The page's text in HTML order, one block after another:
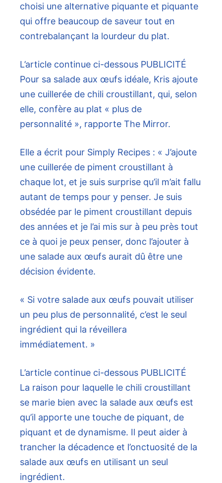
choisi une alternative piquante et piquante
qui offre beaucoup de saveur tout en
contrebalançant la lourdeur du plat.
L’article continue ci-dessous PUBLICITÉ
Pour sa salade aux œufs idéale, Kris ajoute
une cuillerée de chili croustillant, qui, selon
elle, confère au plat « plus de
personnalité », rapporte The Mirror.
Elle a écrit pour Simply Recipes : « J’ajoute
une cuillerée de piment croustillant à
chaque lot, et je suis surprise qu’il m’ait fallu
autant de temps pour y penser. Je suis
obsédée par le piment croustillant depuis
des années et je l’ai mis sur à peu près tout
ce à quoi je peux penser, donc l’ajouter à
une salade aux œufs aurait dû être une
décision évidente.
« Si votre salade aux œufs pouvait utiliser
un peu plus de personnalité, c’est le seul
ingrédient qui la réveillera
immédiatement. »
L’article continue ci-dessous PUBLICITÉ
La raison pour laquelle le chili croustillant
se marie bien avec la salade aux œufs est
qu’il apporte une touche de piquant, de
piquant et de dynamisme. Il peut aider à
trancher la décadence et l’onctuosité de la
salade aux œufs en utilisant un seul
ingrédient.